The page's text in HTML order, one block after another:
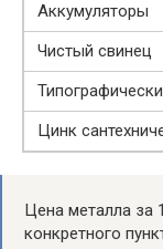
Аккумуляторы
Чистый свинец
Цинк
Цена металла за
конкретного